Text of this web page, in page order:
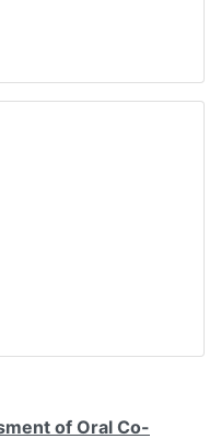
of Oral Co-